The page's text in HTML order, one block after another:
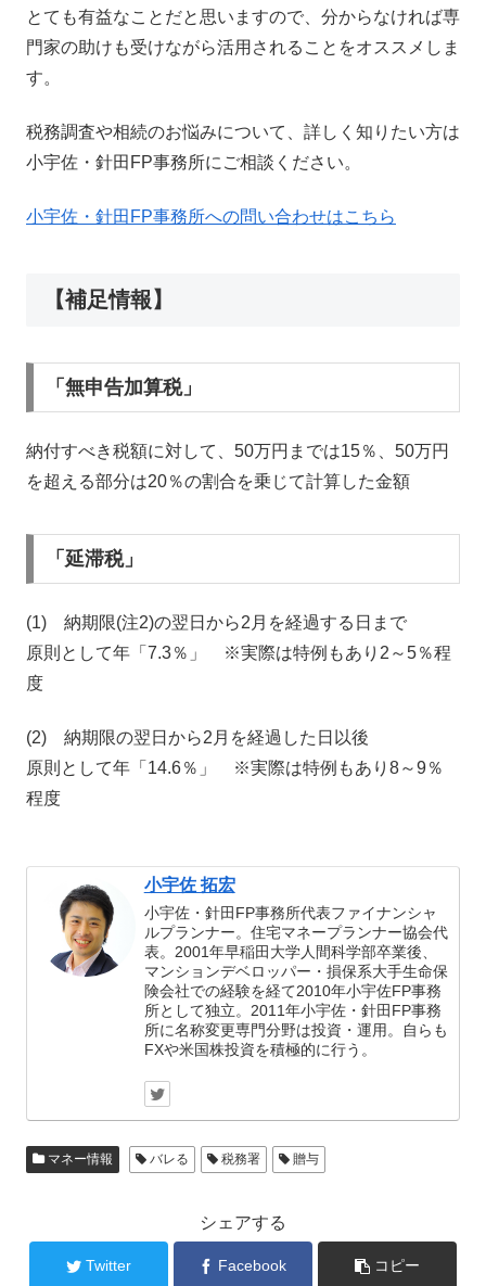
とても有益なことだと思いますので、分からなければ専
門家の助けも受けながら活用されることをオススメしま
す。
税務調査や相続のお悩みについて、詳しく知りたい方は
小宇佐・針田FP事務所にご相談ください。
小宇佐・針田FP事務所への問い合わせはこちら
【補足情報】
「無申告加算税」
納付すべき税額に対して、50万円までは15％、50万円
を超える部分は20％の割合を乗じて計算した金額
「延滞税」
(1) 納期限(注2)の翌日から2月を経過する日まで
原則として年「7.3％」 ※実際は特例もあり2～5％程
度
(2) 納期限の翌日から2月を経過した日以後
原則として年「14.6％」 ※実際は特例もあり8～9％
程度
小宇佐 拓宏
小宇佐・針田FP事務所代表ファイナンシャ
ルプランナー。住宅マネープランナー協会代
表。2001年早稲田大学人間科学部卒業後、
マンションデベロッパー・損保系大手生命保
険会社での経験を経て2010年小宇佐FP事務
所として独立。2011年小宇佐・針田FP事務
所に名称変更専門分野は投資・運用。自らも
FXや米国株投資を積極的に行う。
マネー情報 バレる 税務署 贈与
シェアする
Twitter Facebook コピー